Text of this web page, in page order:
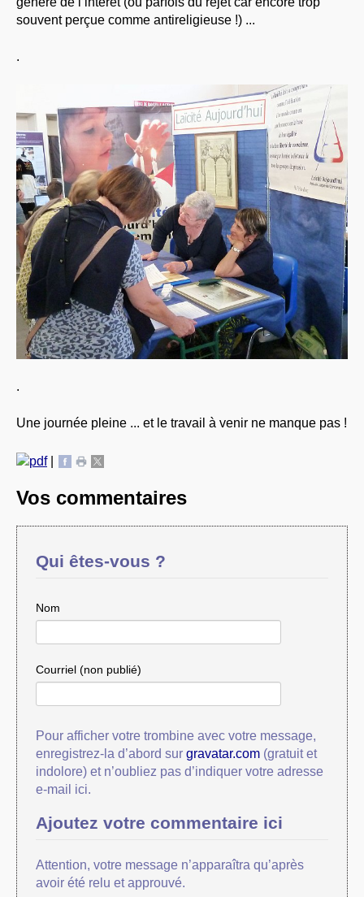
souvent perçue comme antireligieuse !) ...
.
.
Une journée pleine ... et le travail à venir ne manque pas !
|
Vos commentaires
Qui êtes-vous ?
Nom
Courriel (non publié)
Pour afficher votre trombine avec votre message,
enregistrez-la d’abord sur gravatar.com(gratuit et
indolore) et n’oubliez pas d’indiquer votre adresse
e-mail ici.
Ajoutez votre commentaire ici
Attention, votre message n’apparaîtra qu’après
avoir été relu et approuvé.